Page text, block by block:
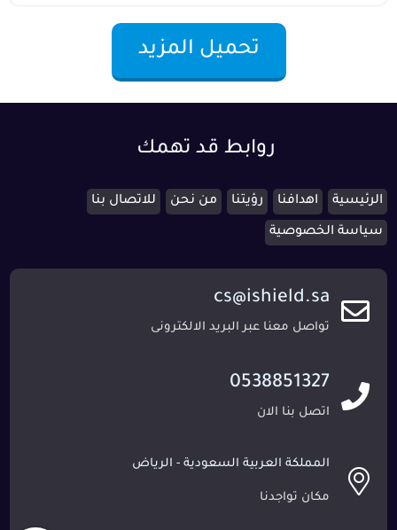
تحميل المزيد
روابط قد تهمك
الرئيسية اهدافنا رؤيتنا من نحن للاتصال بنا
سياسة الخصوصية
cs@ishield.sa
تواصل معنا عبر البريد الالكترونى
0538851327
اتصل بنا الان
المملكة العربية السعودية - الرياض
مكان تواجدنا